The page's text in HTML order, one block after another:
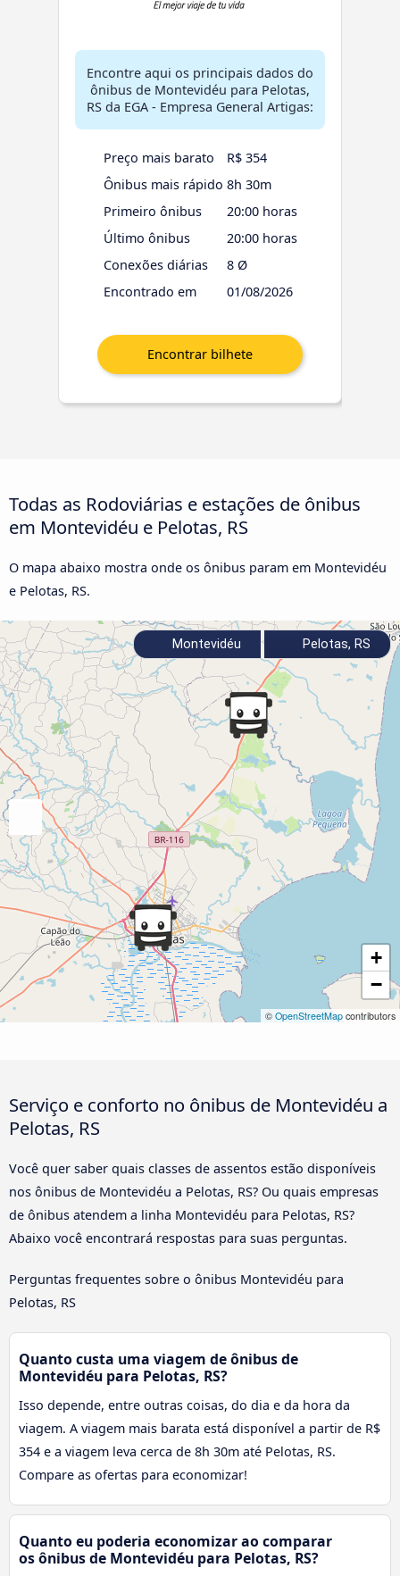
Encontre aqui os principais dados do
ônibus de Montevidéu para Pelotas,
RS da EGA - Empresa General Artigas:
Preço mais barato
R$ 354
Ônibus mais rápido 8h 30m
Primeiro ônibus
20:00 horas
Último ônibus
20:00 horas
Conexões diárias
8 Ø
Encontrado em
01/08/2026
Todas as Rodoviárias e estações de ônibus
em Montevidéu e Pelotas, RS
O mapa abaixo mostra onde os ônibus param em Montevidéu
e Pelotas, RS.
+
−
© OpenStreetMap contributors
Montevidéu Pelotas, RS
Serviço e conforto no ônibus de Montevidéu a
Pelotas, RS
Você quer saber quais classes de assentos estão disponíveis
nos ônibus de Montevidéu a Pelotas, RS? Ou quais empresas
de ônibus atendem a linha Montevidéu para Pelotas, RS?
Abaixo você encontrará respostas para suas perguntas.
Perguntas frequentes sobre o ônibus Montevidéu para
Pelotas, RS
Quanto custa uma viagem de ônibus de
Montevidéu para Pelotas, RS?
Isso depende, entre outras coisas, do dia e da hora da
viagem. A viagem mais barata está disponível a partir de R$
354 e a viagem leva cerca de 8h 30m até Pelotas, RS.
Compare as ofertas para economizar!
Quanto eu poderia economizar ao comparar
os ônibus de Montevidéu para Pelotas, RS?